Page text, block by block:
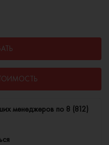
менеджеров по 8 (812)